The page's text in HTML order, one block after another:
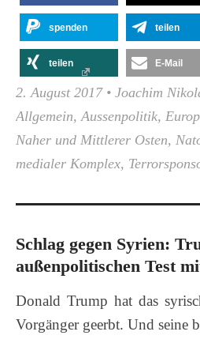
spenden teilen
teilen E-Mail
2. August 2017• Joachim
Allgemein,Aussenpolitik,
Naher und Mittlerer Osten,
medialer Komplex,
Schlag gegen Syrien:
außenpolitischen Test
Donald Trump hat das
Vorgänger geerbt. Und seine